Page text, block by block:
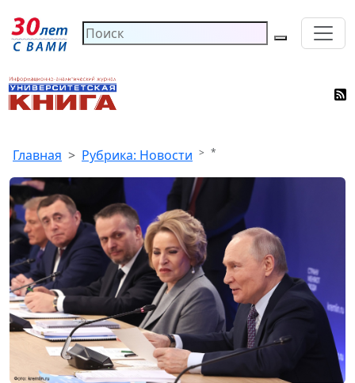
Главная Рубрика: Новости *